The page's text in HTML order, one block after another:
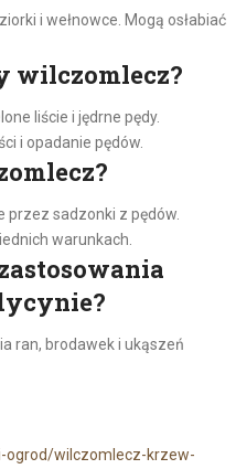
i wełnowce. Mogą osłabiać
wilczomlecz?
liście i jędrne pędy.
i opadanie pędów.
sadzonki z pędów.
warunkach.
ran, brodawek i ukąszeń
ogrod/wilczomlecz-krzew-